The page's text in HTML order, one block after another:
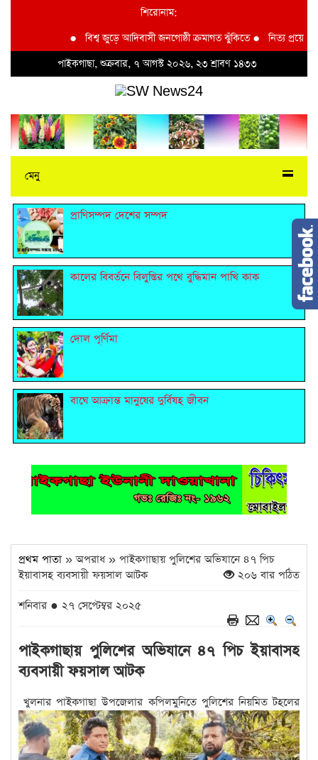
শিরোনাম:
বিশ্ব জুড়ে আদিবাসী জনগোষ্ঠী ক্রমাগত ঝুঁকিতে● নিত্য প্রয়োজনীয়
পাইকগাছা, শুক্রবার, ৭ আগস্ট ২০২৬, ২৩ শ্রাবণ ১৪৩৩
মেনু
প্রাণিসম্পদ দেশের সম্পদ
কালের বিবর্তনে বিলুপ্তির পথে বুদ্ধিমান পাখি কাক
দোল পূর্ণিমা
বাঘে আক্রান্ত মানুষের দুর্বিষহ জীবন
প্রথম পাতা » অপরাধ » পাইকগাছায় পুলিশের অভিযানে ৪৭ পিচ
ইয়াবাসহ ব্যবসায়ী ফয়সাল আটক
২০৬ বার পঠিত
শনিবার ● ২৭ সেপ্টেম্বর ২০২৫
পাইকগাছায় পুলিশের অভিযানে ৪৭ পিচ ইয়াবাসহ
ব্যবসায়ী ফয়সাল আটক
খুলনার পাইকগাছা উপজেলার কপিলমুনিতে পুলিশের নিয়মিত টহলের